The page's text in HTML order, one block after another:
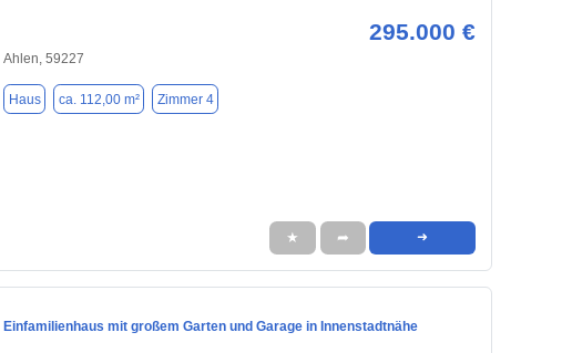
295.000 €
Ahlen, 59227
Haus ca. 112,00 m² Zimmer 4
★ ➦ ➜
Einfamilienhaus mit großem Garten und Garage in Innenstadtnähe